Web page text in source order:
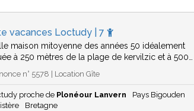
vacances Loctudy | 7
maison mitoyenne des années 50 idéalement
à 250 mètres de la plage de kervilzic et à 500…
n° 5578 | Location Gîte
proche de Plonéour Lanvern
Pays Bigouden
Bretagne